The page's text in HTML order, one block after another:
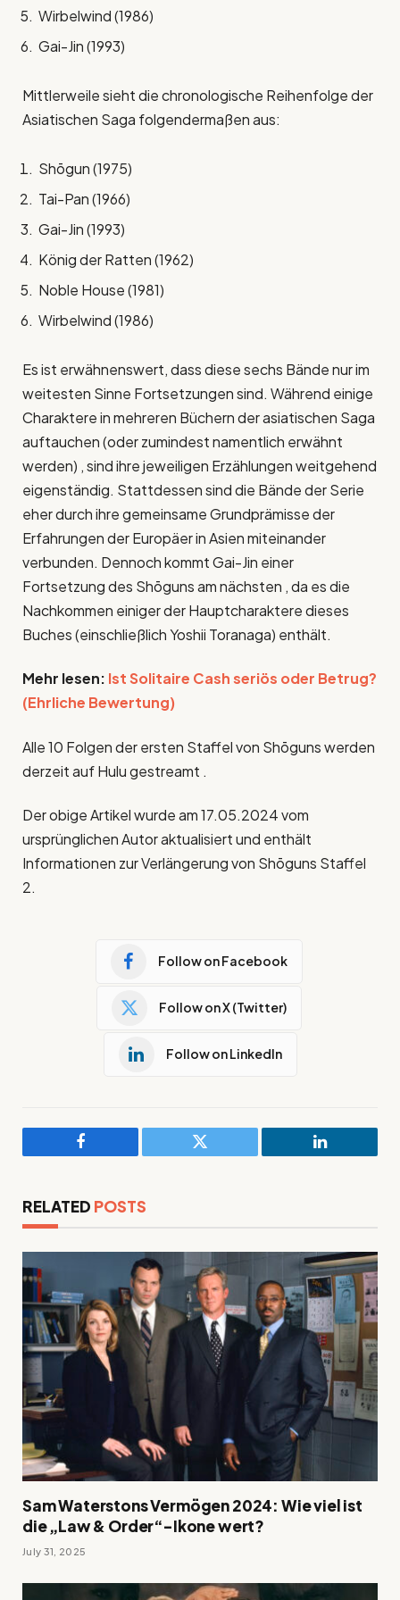
Wirbelwind (1986)
Gai-Jin (1993)
Mittlerweile sieht die chronologische Reihenfolge der
Asiatischen Saga folgendermaßen aus:
Shōgun (1975)
Tai-Pan (1966)
Gai-Jin (1993)
König der Ratten (1962)
Noble House (1981)
Wirbelwind (1986)
Es ist erwähnenswert, dass diese sechs Bände nur im
weitesten Sinne Fortsetzungen sind. Während einige
Charaktere in mehreren Büchern der asiatischen Saga
auftauchen (oder zumindest namentlich erwähnt
werden) , sind ihre jeweiligen Erzählungen weitgehend
eigenständig. Stattdessen sind die Bände der Serie
eher durch ihre gemeinsame Grundprämisse der
Erfahrungen der Europäer in Asien miteinander
verbunden. Dennoch kommt Gai-Jin einer
Fortsetzung des Shōguns am nächsten , da es die
Nachkommen einiger der Hauptcharaktere dieses
Buches (einschließlich Yoshii Toranaga) enthält.
Mehr lesen: Ist Solitaire Cash seriös oder Betrug?
(Ehrliche Bewertung)
Alle 10 Folgen der ersten Staffel von Shōguns werden
derzeit auf Hulu gestreamt .
Der obige Artikel wurde am 17.05.2024 vom
ursprünglichen Autor aktualisiert und enthält
Informationen zur Verlängerung von Shōguns Staffel
2.
Follow on Facebook
Follow on X (Twitter)
Follow on LinkedIn
Facebook Twitter LinkedIn
RELATED POSTS
Sam Waterstons Vermögen 2024: Wie viel ist
die „Law & Order“-Ikone wert?
July 31, 2025